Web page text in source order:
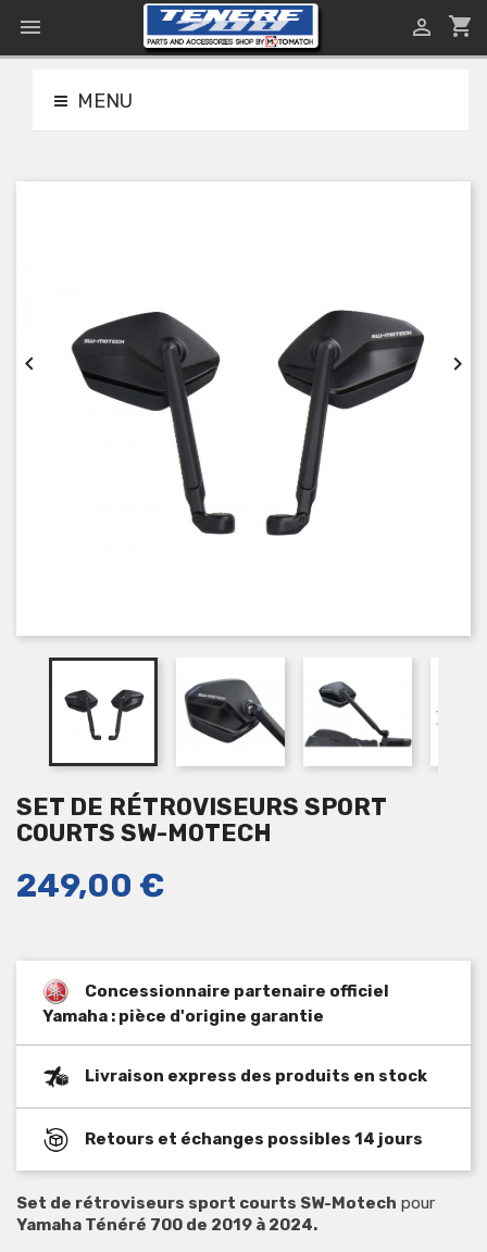
 shopping_cart

MENU
 
SET DE RÉTROVISEURS SPORT
COURTS SW-MOTECH
249,00 €
Concessionnaire partenaire officiel
Yamaha : pièce d'origine garantie
Livraison express des produits en stock
Retours et échanges possibles 14 jours
Set de rétroviseurs sport courts SW-Motech pour
Yamaha Ténéré 700 de 2019 à 2024.